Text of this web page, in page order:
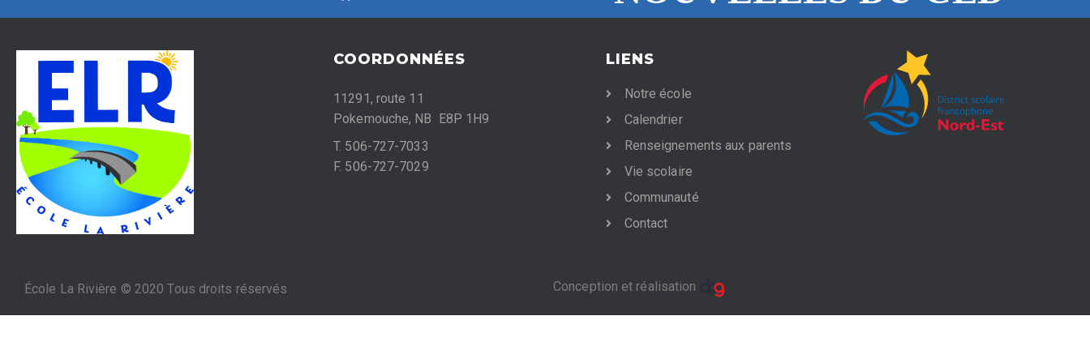
COORDONNÉES
11291, route 11
Pokemouche, NB E8P 1H9
T. 506-727-7033
F. 506-727-7029
LIENS
Notre école
Calendrier
Renseignements aux parents
Vie scolaire
Communauté
Contact
École La Rivière © 2020 Tous droits réservés Conception et réalisation